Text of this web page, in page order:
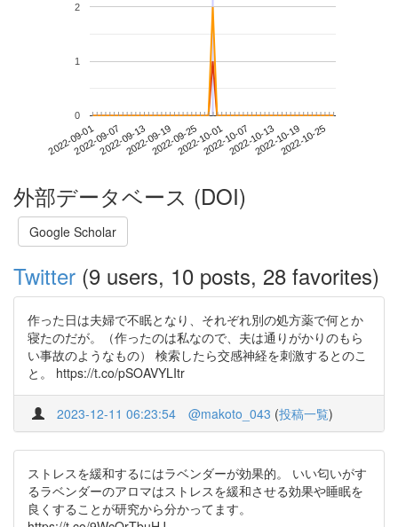
2022-09-012022-09-072022-09-132022-09-192022-09-252022-10-012022-10-072022-10-132022-10-192022-10-25
0
1
2
外部データベース (DOI)
Google Scholar
Twitter (9 users, 10 posts, 28 favorites)
作った日は夫婦で不眠となり、それぞれ別の処方薬で何とか
寝たのだが。（作ったのは私なので、夫は通りがかりのもら
い事故のようなもの） 検索したら交感神経を刺激するとのこ
と。 https://t.co/pSOAVYLItr
2023-12-11 06:23:54 @makoto_043 (投稿一覧)
ストレスを緩和するにはラベンダーが効果的。 いい匂いがす
るラベンダーのアロマはストレスを緩和させる効果や睡眠を
良くすることが研究から分かってます。